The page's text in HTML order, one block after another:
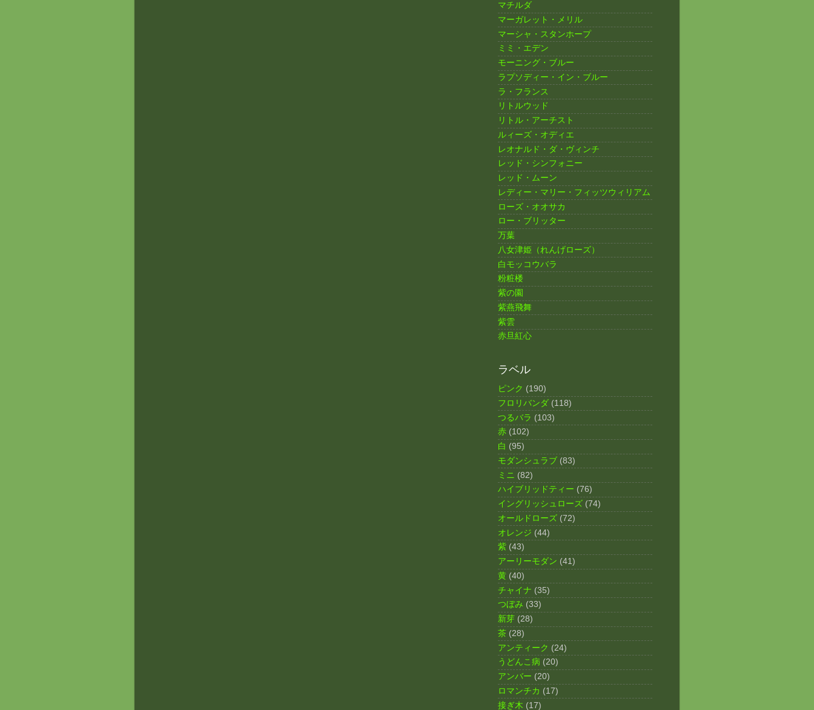
マチルダ
マーガレット・メリル
マーシャ・スタンホープ
ミミ・エデン
モーニング・ブルー
ラプソディー・イン・ブルー
ラ・フランス
リトルウッド
リトル・アーチスト
ルィーズ・オディエ
レオナルド・ダ・ヴィンチ
レッド・シンフォニー
レッド・ムーン
レディー・マリー・フィッツウィリアム
ローズ・オオサカ
ロー・ブリッター
万葉
八女津姫（れんげローズ）
白モッコウバラ
粉粧楼
紫の園
紫燕飛舞
紫雲
赤旦紅心
ラベル
ピンク (190)
フロリバンダ (118)
つるバラ (103)
赤 (102)
白 (95)
モダンシュラブ (83)
ミニ (82)
ハイブリッドティー (76)
イングリッシュローズ (74)
オールドローズ (72)
オレンジ (44)
紫 (43)
アーリーモダン (41)
黄 (40)
チャイナ (35)
つぼみ (33)
新芽 (28)
茶 (28)
アンティーク (24)
うどんこ病 (20)
アンバー (20)
ロマンチカ (17)
接ぎ木 (17)